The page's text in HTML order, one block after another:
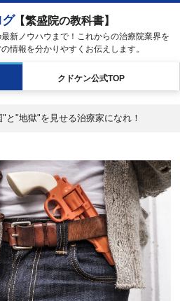
【繁盛院の教科書】
新ノウハウまで！これからの治療院業界を
情報を分かりやすくお伝えします。
クドケン公式TOP
"と"地獄"を見せる治療家になれ！